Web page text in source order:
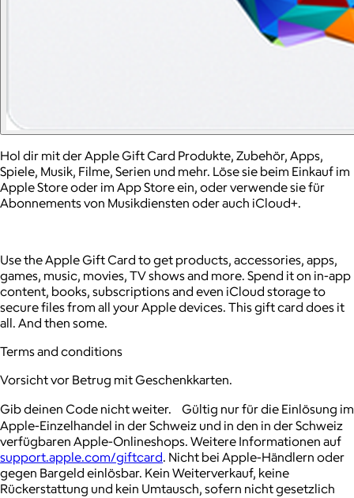
Hol dir mit der Apple Gift Card Produkte, Zubehör, Apps,
Spiele, Musik, Filme, Serien und mehr. Löse sie beim Einkauf im
Apple Store oder im App Store ein, oder verwende sie für
Abonnements von Musikdiensten oder auch iCloud+.
Use the Apple Gift Card to get products, accessories, apps,
games, music, movies, TV shows and more. Spend it on in-app
content, books, subscriptions and even iCloud storage to
secure files from all your Apple devices. This gift card does it
all. And then some.
Terms and conditions
Vorsicht vor Betrug mit Geschenkkarten.
Gib deinen Code nicht weiter. Gültig nur für die Einlösung im
Apple-Einzelhandel in der Schweiz und in den in der Schweiz
verfügbaren Apple-Onlineshops. Weitere Informationen auf
support.apple.com/giftcard. Nicht bei Apple-Händlern oder
gegen Bargeld einlösbar. Kein Weiterverkauf, keine
Rückerstattung und kein Umtausch, sofern nicht gesetzlich